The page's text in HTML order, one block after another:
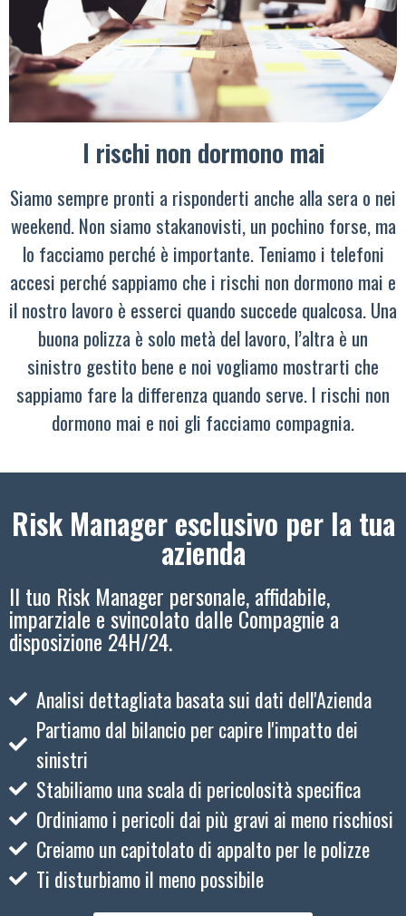
I rischi non dormono mai
Siamo sempre pronti a risponderti anche alla sera o nei
weekend. Non siamo stakanovisti, un pochino forse, ma
lo facciamo perché è importante. Teniamo i telefoni
accesi perché sappiamo che i rischi non dormono mai e
il nostro lavoro è esserci quando succede qualcosa. Una
buona polizza è solo metà del lavoro, l’altra è un
sinistro gestito bene e noi vogliamo mostrarti che
sappiamo fare la differenza quando serve. I rischi non
dormono mai e noi gli facciamo compagnia.
Risk Manager esclusivo per la tua
azienda
Il tuo Risk Manager personale, affidabile,
imparziale e svincolato dalle Compagnie a
disposizione 24H/24.
Analisi dettagliata basata sui dati dell'Azienda
Partiamo dal bilancio per capire l'impatto dei
sinistri
Stabiliamo una scala di pericolosità specifica
Ordiniamo i pericoli dai più gravi ai meno rischiosi
Creiamo un capitolato di appalto per le polizze
Ti disturbiamo il meno possibile